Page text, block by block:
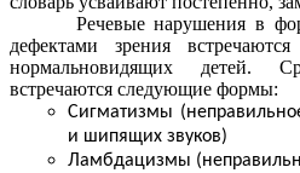
Речевые нарушения в
дефектами зрения
нормальновидящих детей.
встречаются следующие формы:
Сигматизмы
и шипящих звуков)
Ламбдацизмы